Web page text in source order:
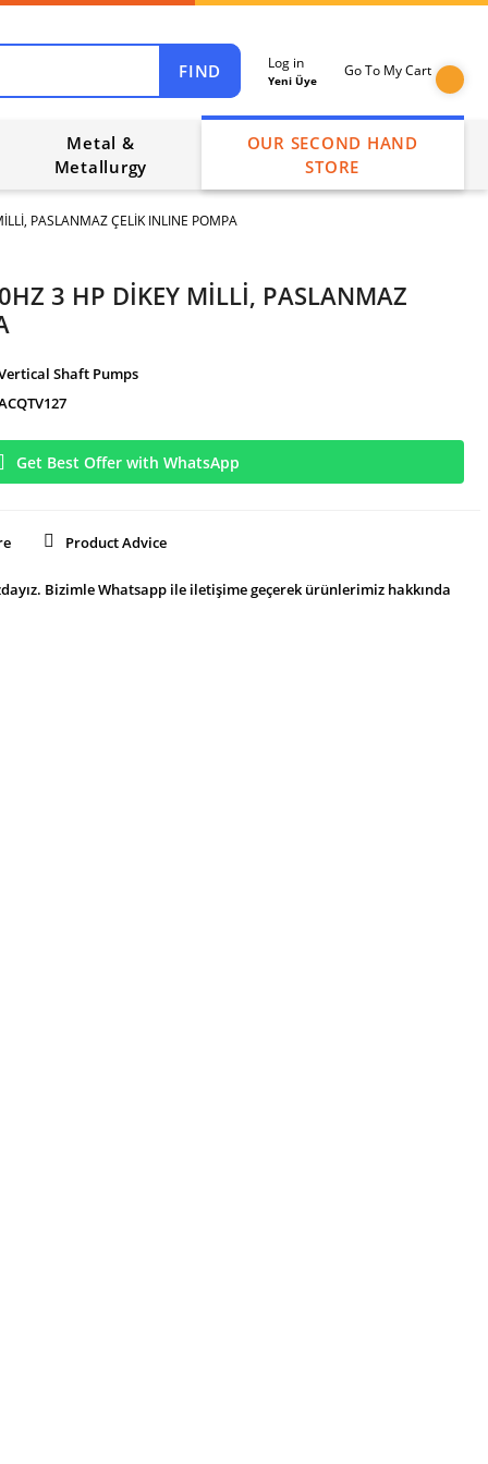
FIND Log in
Yeni Üye
Go To My Cart
Metal &
Metallurgy
OUR SECOND HAND
STORE
PASLANMAZ ÇELİK INLINE POMPA
3 HP DİKEY MİLLİ, PASLANMAZ
Shaft Pumps
Get Best Offer with WhatsApp
Product Advice
Bizimle Whatsapp ile iletişime geçerek ürünlerimiz hakkında